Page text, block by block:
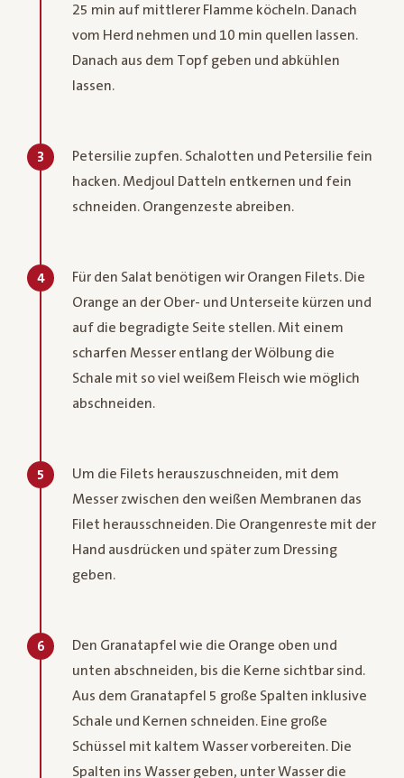
25 min auf mittlerer Flamme köcheln. Danach
vom Herd nehmen und 10 min quellen lassen.
Danach aus dem Topf geben und abkühlen
lassen.
3
Petersilie zupfen. Schalotten und Petersilie fein
hacken. Medjoul Datteln entkernen und fein
schneiden. Orangenzeste abreiben.
4
Für den Salat benötigen wir Orangen Filets. Die
Orange an der Ober- und Unterseite kürzen und
auf die begradigte Seite stellen. Mit einem
scharfen Messer entlang der Wölbung die
Schale mit so viel weißem Fleisch wie möglich
abschneiden.
5
Um die Filets herauszuschneiden, mit dem
Messer zwischen den weißen Membranen das
Filet herausschneiden. Die Orangenreste mit der
Hand ausdrücken und später zum Dressing
geben.
6
Den Granatapfel wie die Orange oben und
unten abschneiden, bis die Kerne sichtbar sind.
Aus dem Granatapfel 5 große Spalten inklusive
Schale und Kernen schneiden. Eine große
Schüssel mit kaltem Wasser vorbereiten. Die
Spalten ins Wasser geben, unter Wasser die